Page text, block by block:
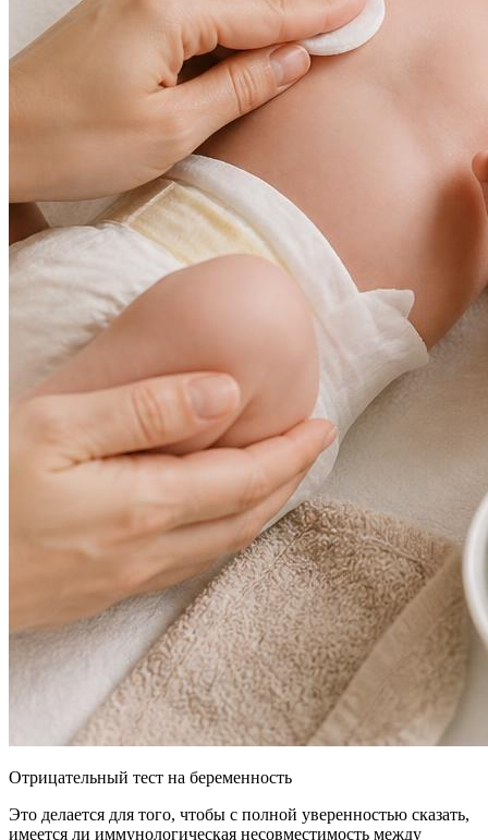
Отрицательный тест на беременность
Это делается для того, чтобы с полной уверенностью сказать,
имеется ли иммунологическая несовместимость между